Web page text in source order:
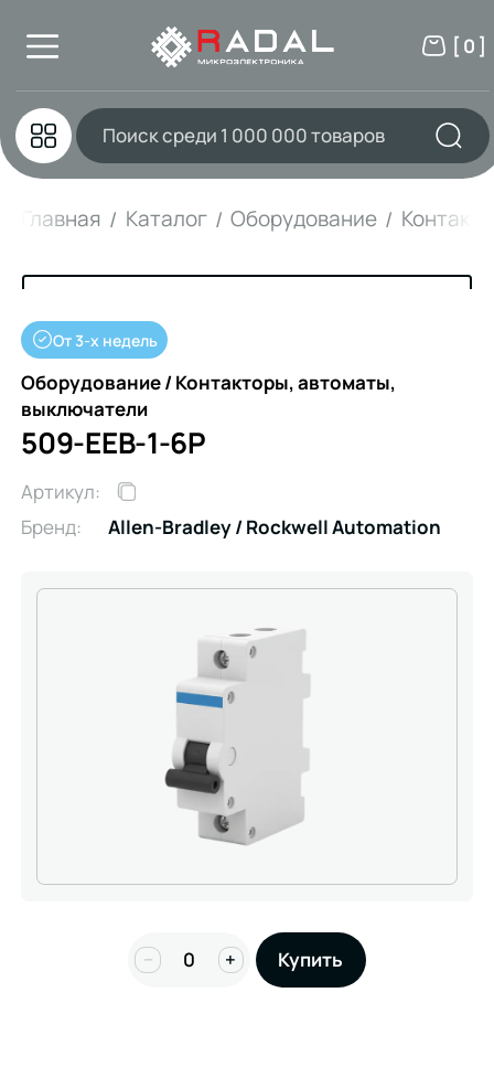
[ 0 ]
Главная Каталог Оборудование
От 3-х недель
Оборудование / Контакторы, автоматы,
выключатели
509-EEB-1-6P
Артикул:
Бренд:
Allen-Bradley / Rockwell Automation
− + Купить